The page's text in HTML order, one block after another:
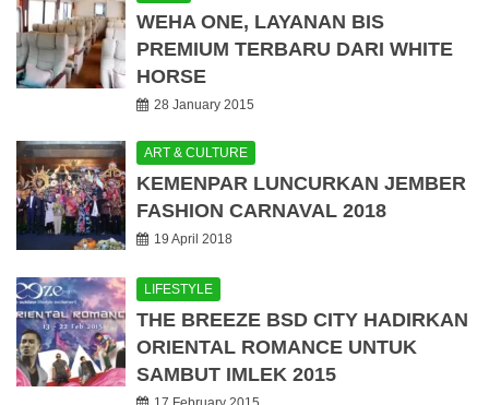
WEHA ONE, LAYANAN BIS
PREMIUM TERBARU DARI WHITE
HORSE
28 January 2015
ART & CULTURE
KEMENPAR LUNCURKAN JEMBER
FASHION CARNAVAL 2018
19 April 2018
LIFESTYLE
THE BREEZE BSD CITY HADIRKAN
ORIENTAL ROMANCE UNTUK
SAMBUT IMLEK 2015